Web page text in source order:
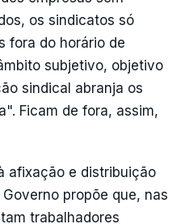
os sindicatos só
fora do horário de
subjetivo, objetivo
sindical abranja os
Ficam de fora, assim,
afixação e distribuição
propõe que, nas
trabalhadores